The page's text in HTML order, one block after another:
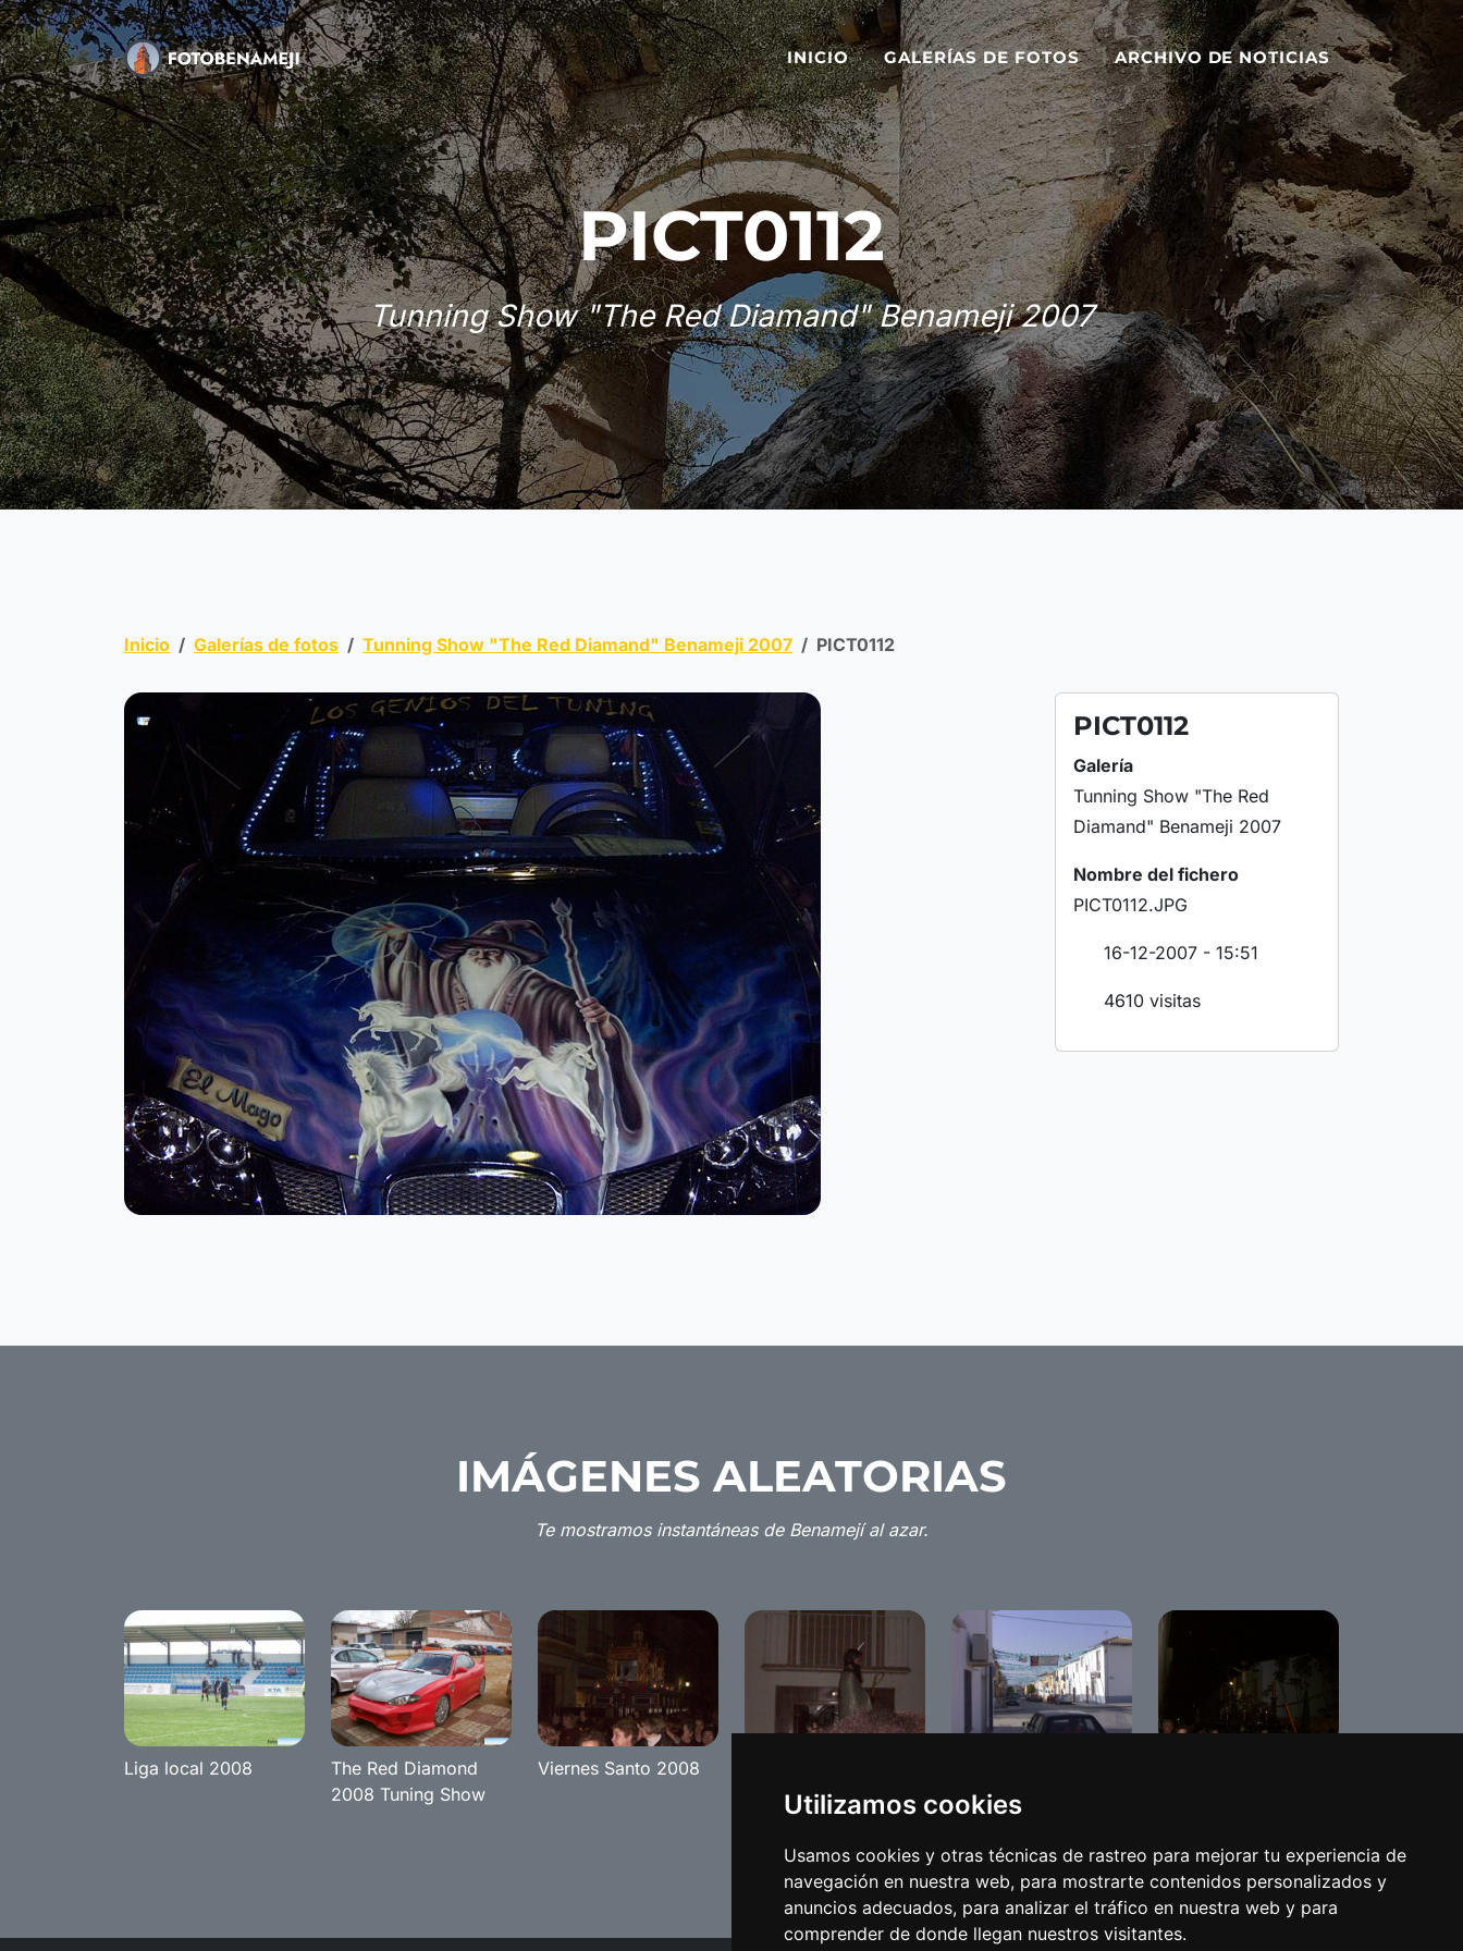
Utilizamos cookies
Usamos cookies y otras técnicas de rastreo para mejorar tu experiencia de
navegación en nuestra web, para mostrarte contenidos personalizados y
anuncios adecuados, para analizar el tráfico en nuestra web y para
comprender de donde llegan nuestros visitantes.
INICIO GALERÍAS DE FOTOS ARCHIVO DE NOTICIAS
PICT0112
Tunning Show "The Red Diamand" Benameji 2007
Inicio Galerías de fotos Tunning Show "The Red Diamand" Benameji 2007 PICT0112
PICT0112
Galería
Tunning Show "The Red
Diamand" Benameji 2007
Nombre del fichero
PICT0112.JPG
16-12-2007 - 15:51
4610 visitas
IMÁGENES ALEATORIAS
Te mostramos instantáneas de Benamejí al azar.
Liga local 2008
The Red Diamond
2008 Tuning Show
Viernes Santo 2008
2008